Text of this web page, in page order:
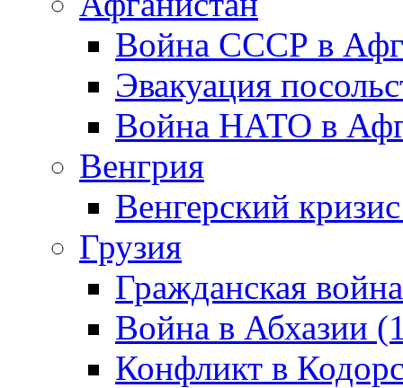
Война СССР в
Эвакуация
Война НАТО в
Венгрия
Венгерский
Грузия
Гражданская
Война в Абхазии
Конфликт в